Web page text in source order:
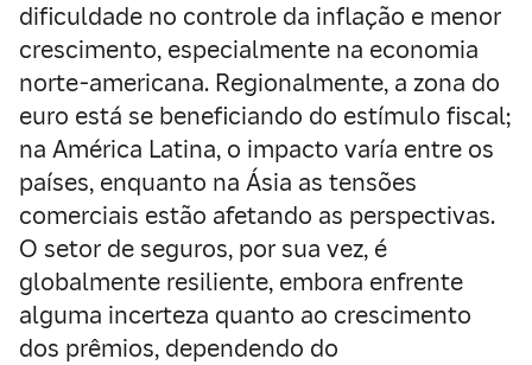
dificuldade no controle da inflação e menor
crescimento, especialmente na economia
norte-americana. Regionalmente, a zona do
euro está se beneficiando do estímulo fiscal;
na América Latina, o impacto varía entre os
países, enquanto na Ásia as tensões
comerciais estão afetando as perspectivas.
O setor de seguros, por sua vez, é
globalmente resiliente, embora enfrente
alguma incerteza quanto ao crescimento
dos prêmios, dependendo do